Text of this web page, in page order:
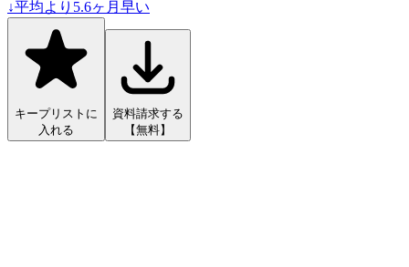
↓平均より 5.6ヶ月早い
キープリストに
入れる
資料請求する
【無料】